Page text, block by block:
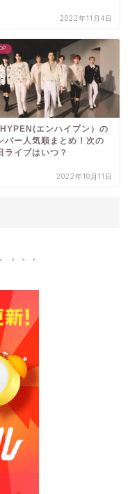
2022年11月4日
エンハイプン）の
バー人気順まとめ！次の
ライブはいつ？
2022年10月11日